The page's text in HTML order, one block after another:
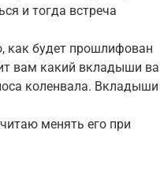
и тогда встреча
как будет прошлифован
вам какий вкладыши
коленвала. Вкладыши
менять его при